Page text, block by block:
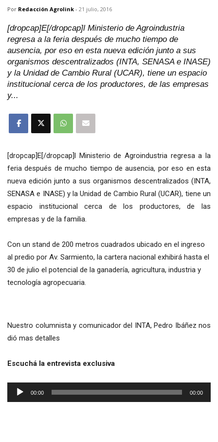
Por Redacción Agrolink - 21 julio, 2016
[dropcap]E[/dropcap]l Ministerio de Agroindustria
regresa a la feria después de mucho tiempo de
ausencia, por eso en esta nueva edición junto a sus
organismos descentralizados (INTA, SENASA e INASE)
y la Unidad de Cambio Rural (UCAR), tiene un espacio
institucional cerca de los productores, de las empresas
y...
[dropcap]E[/dropcap]l Ministerio de Agroindustria regresa a la
feria después de mucho tiempo de ausencia, por eso en esta
nueva edición junto a sus organismos descentralizados (INTA,
SENASA e INASE) y la Unidad de Cambio Rural (UCAR), tiene un
espacio institucional cerca de los productores, de las
empresas y de la familia.
Con un stand de 200 metros cuadrados ubicado en el ingreso
al predio por Av. Sarmiento, la cartera nacional exhibirá hasta el
30 de julio el potencial de la ganadería, agricultura, industria y
tecnología agropecuaria.
Nuestro columnista y comunicador del INTA, Pedro Ibáñez nos
dió mas detalles
Escuchá la entrevista exclusiva
Reproductor
00:00 00:00